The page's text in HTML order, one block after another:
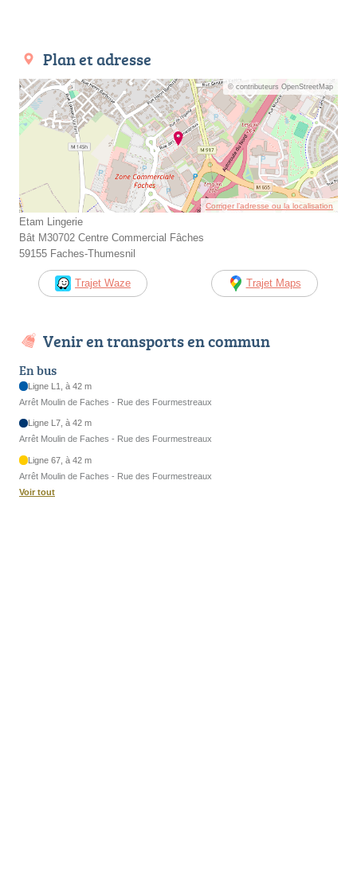
Plan et adresse
© contributeurs OpenStreetMap
Corriger l’adresse ou la localisation
Etam Lingerie
Bât M30702 Centre Commercial Fâches
59155 Faches-Thumesnil
Trajet Waze Trajet Maps
Venir en transports en commun
En bus
Ligne L1, à 42 m
Arrêt Moulin de Faches - Rue des Fourmestreaux
Ligne L7, à 42 m
Arrêt Moulin de Faches - Rue des Fourmestreaux
Ligne 67, à 42 m
Arrêt Moulin de Faches - Rue des Fourmestreaux
Voir tout